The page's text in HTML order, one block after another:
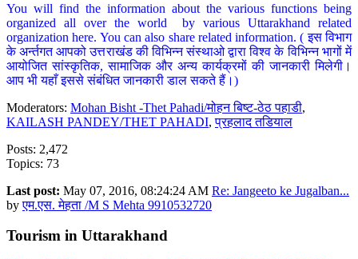
You will find the information about the various functions being
organized all over the world by various Uttarakhand related
organization here. You can also share related information. ( इस विभाग
के अर्न्तगत आपको उत्तराखंड की विभिन्न संस्थाओ द्वारा विश्व के विभिन्न भागों में
आयोजित सांस्कृतिक, सामाजिक और अन्य कार्यक्रमों की जानकारी मिलेगी।
आप भी यहाँ इससे संबंधित जानकारी डाल सकते हैं।)
Moderators: Mohan Bisht -Thet Pahadi/मोहन बिष्ट-ठेठ पहाडी,
KAILASH PANDEY/THET PAHADI,प्रहलाद तडियाल
Posts: 2,472
Topics: 73
Last post: May 07, 2016, 08:24:24 AM Re: Jangeeto ke Jugalban...
byएम.एस. मेहता /M S Mehta 9910532720
Tourism in Uttarakhand